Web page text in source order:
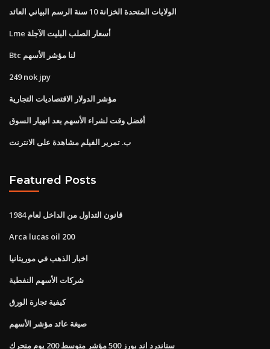
الولايات المتحدة الخزانة 10 سنة الرسم البياني العائد
Lme أسعار الصلب البليت الآجلة
Btc لنا مؤشر الأسهم
249 nok jpy
مؤشر الدولار الاقتصاديات التجارية
أفضل وقت لشراء الأسهم بعد انهيار السوق
ب. تمرير الفيلم مشاهدة على الانترنت
Featured Posts
قانون التداول من الداخل لعام 1984
Arca lucas oil 200
اخبار الذهب في موريتانيا
شركات الأسهم النفطية
كيفية تجارة الورق
صيغة عائد مؤشر الأسهم
ستاندرد اند بورز 500 مؤشر متوسط ​​200 يوم متحرك